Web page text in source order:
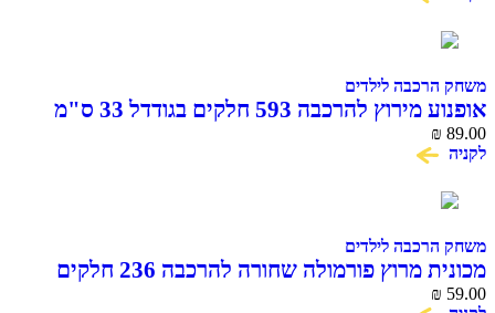
לילדים
אופנוע מירוץ להרכבה 593 חלקים בגודדל 33 ס"מ
COME
לילדים
מכונית מרוץ פורמולה שחורה להרכבה 236 חלקים
COME ALIVE